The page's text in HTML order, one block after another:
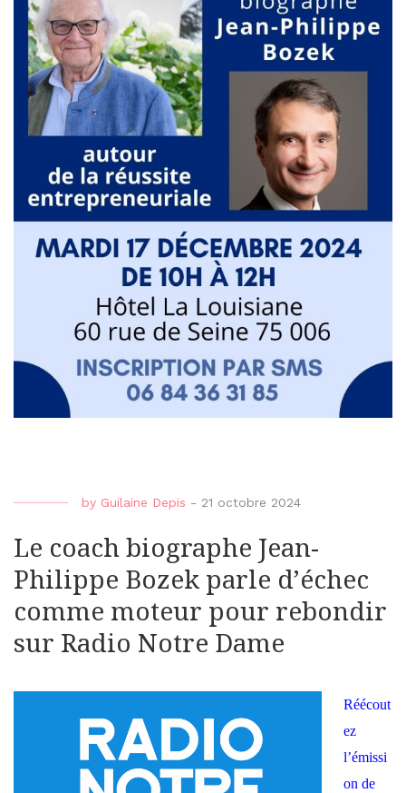
by Guilaine Depis - 21 octobre 2024
Le coach biographe Jean-
Philippe Bozek parle d’échec
comme moteur pour rebondir
sur Radio Notre Dame
Réécout
ez
l’émissi
on de